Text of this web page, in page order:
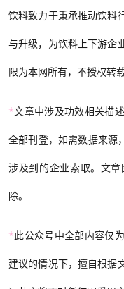
饮料致力于秉承推动饮料
与升级，为饮料上下游企
限为本网所有，不授权转载
*文章中涉及功效相关描
全部刊登，如需数据来源
涉及到的企业索取。文
除。
*此公众号中全部内容仅
建议的情况下，擅自根据